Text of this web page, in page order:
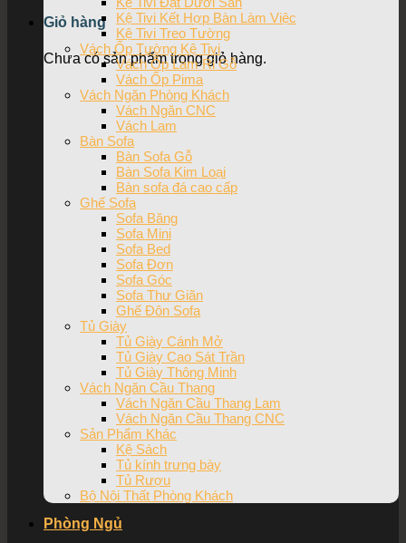
Giỏ hàng
Chưa có sản phẩm trong giỏ hàng.
Kệ Tivi Kết Hợp Bàn Làm Việc
Kệ Tivi Treo Tường
Vách Ốp Tường Kệ Tivi
Vách Ốp Lam Ri Gỗ
Vách Ốp Pima
Vách Ngăn Phòng Khách
Vách Ngăn CNC
Vách Lam
Bàn Sofa
Bàn Sofa Gỗ
Bàn Sofa Kim Loại
Bàn sofa đá cao cấp
Ghế Sofa
Sofa Băng
Sofa Mini
Sofa Bed
Sofa Đơn
Sofa Góc
Sofa Thư Giãn
Ghế Đôn Sofa
Tủ Giày
Tủ Giày Cánh Mở
Tủ Giày Cao Sát Trần
Tủ Giày Thông Minh
Vách Ngăn Cầu Thang
Vách Ngăn Cầu Thang Lam
Vách Ngăn Cầu Thang CNC
Sản Phẩm Khác
Kệ Sách
Tủ kính trưng bày
Tủ Rượu
Bộ Nội Thất Phòng Khách
Phòng Ngủ